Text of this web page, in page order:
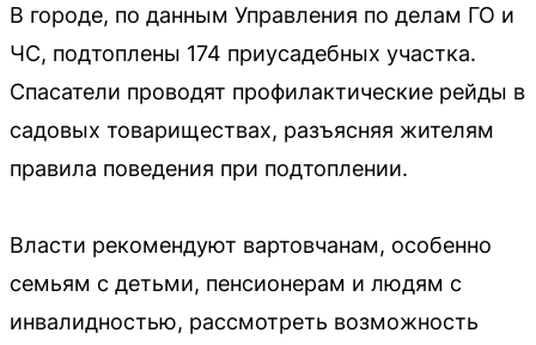
В городе, по данным Управления по делам ГО и
ЧС, подтоплены 174 приусадебных участка.
Спасатели проводят профилактические рейды в
садовых товариществах, разъясняя жителям
правила поведения при подтоплении.
Власти рекомендуют вартовчанам, особенно
семьям с детьми, пенсионерам и людям с
инвалидностью, рассмотреть возможность